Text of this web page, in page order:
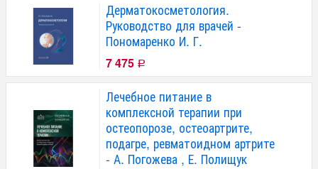
Дерматокосметология.
Руководство для врачей -
Пономаренко И. Г.
7 475 Р
Лечебное питание в
комплексной терапии при
остеопорозе, остеоартрите,
подагре, ревматоидном артрите
- А. Погожева , Е. Полищук